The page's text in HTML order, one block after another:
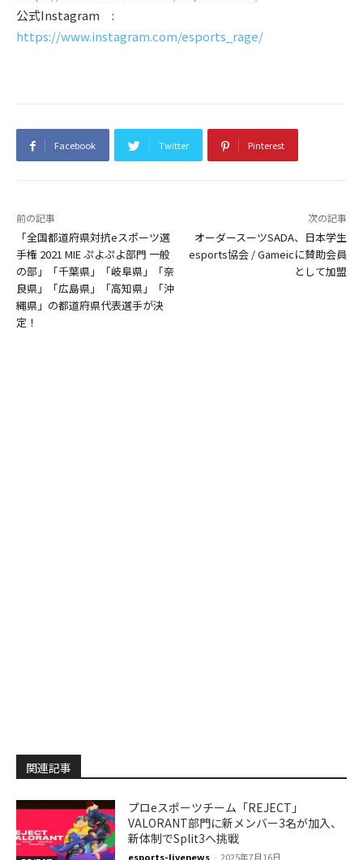
公式Instagram :
https://www.instagram.com/esports_rage/
Facebook Twitter Pinterest
前の記事
「全国都道府県対抗eスポーツ選
手権 2021 MIE ぷよぷよ部門 一般
の部」「千葉県」「岐阜県」「奈
良県」「広島県」「高知県」「沖
縄県」の都道府県代表選手が決
定！
次の記事
オーダースーツSADA、日本学生
esports協会 / Gameicに賛助会員
として加盟
関連記事
プロeスポーツチーム「REJECT」
VALORANT部門に新メンバー3名が加入、
新体制でSplit3へ挑戦
esports-livenews - 2025年7月16日